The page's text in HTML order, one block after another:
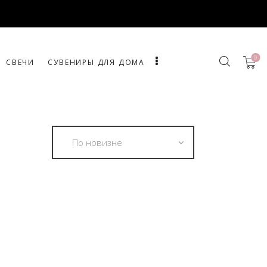
СВЕЧИ СУВЕНИРЫ ДЛЯ ДОМА 0